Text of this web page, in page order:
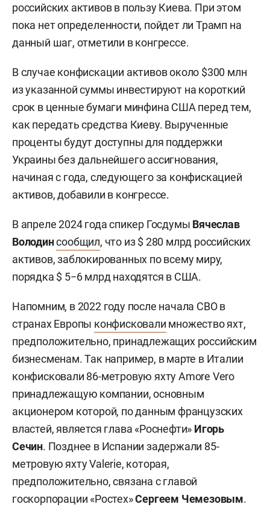
российских активов в пользу Киева. При этом
пока нет определенности, пойдет ли Трамп на
данный шаг, отметили в конгрессе.
В случае конфискации активов около $300 млн
из указанной суммы инвестируют на короткий
срок в ценные бумаги минфина США перед тем,
как передать средства Киеву. Вырученные
проценты будут доступны для поддержки
Украины без дальнейшего ассигнования,
начиная с года, следующего за конфискацией
активов, добавили в конгрессе.
В апреле 2024 года спикер Госдумы Вячеслав
Володинсообщил, что из $ 280 млрд российских
активов, заблокированных по всему миру,
порядка $ 5−6 млрд находятся в США.
Напомним, в 2022 году после начала СВО в
странах Европы конфисковали множество яхт,
предположительно, принадлежащих российским
бизнесменам. Так например, в марте в Италии
конфисковали 86-метровую яхту Amore Vero
принадлежащую компании, основным
акционером которой, по данным французских
властей, является глава «Роснефти» Игорь
Сечин. Позднее в Испании задержали 85-
метровую яхту Valerie, которая,
предположительно, связана с главой
госкорпорации «Ростех»Сергеем Чемезовым.